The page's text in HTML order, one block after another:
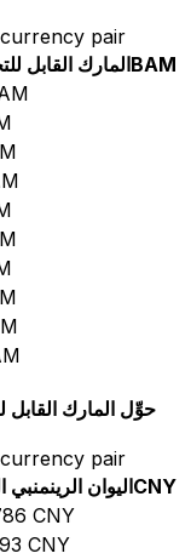
pair
المارك القابلBAM
حوِّل المارك القابل
pair
اليوان الرينمنبيCNY
CNY
CNY